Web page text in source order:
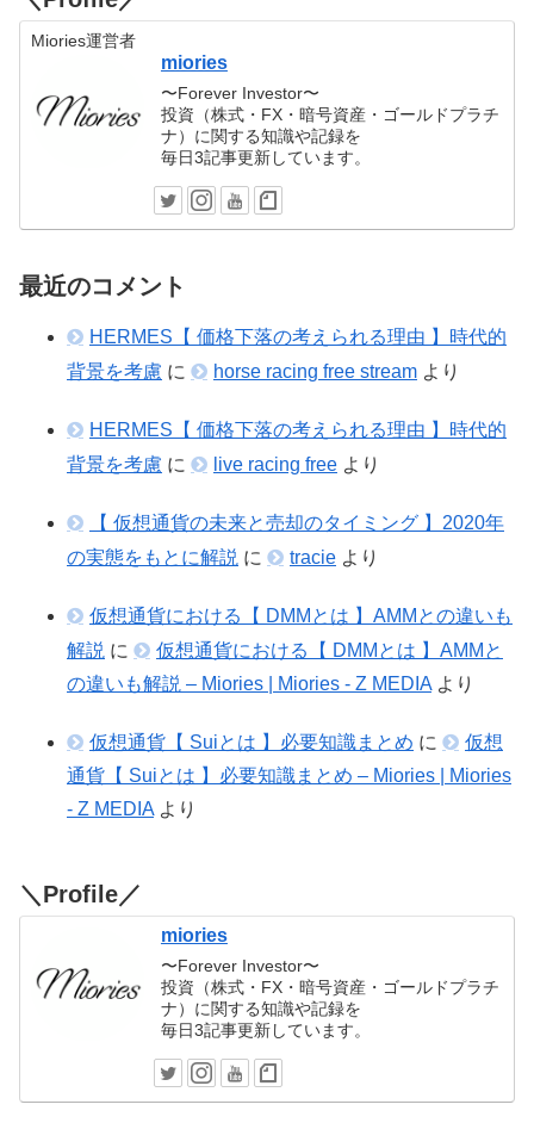
Miories運営者
miories
〜Forever Investor〜
投資（株式・FX・暗号資産・ゴールドプラチ
ナ）に関する知識や記録を
毎日3記事更新しています。
最近のコメント
HERMES【 価格下落の考えられる理由 】時代的
背景を考慮 に horse racing free stream より
HERMES【 価格下落の考えられる理由 】時代的
背景を考慮 に live racing free より
【 仮想通貨の未来と売却のタイミング 】2020年
の実態をもとに解説 に tracie より
仮想通貨における【 DMMとは 】AMMとの違いも
解説 に
仮想通貨における【 DMMとは 】AMMと
の違いも解説 – Miories | Miories - Z MEDIA より
仮想通貨【 Suiとは 】必要知識まとめ に
仮想
通貨【 Suiとは 】必要知識まとめ – Miories | Miories
- Z MEDIA より
＼Profile／
miories
〜Forever Investor〜
投資（株式・FX・暗号資産・ゴールドプラチ
ナ）に関する知識や記録を
毎日3記事更新しています。